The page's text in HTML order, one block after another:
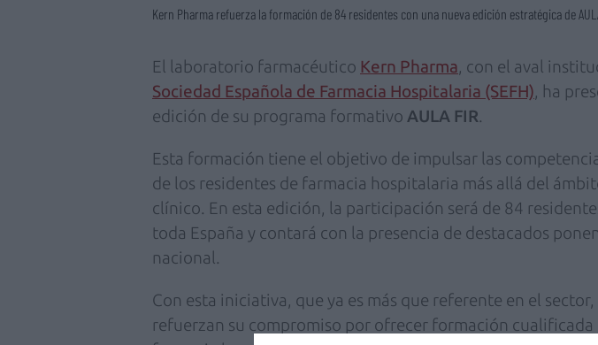
Kern Pharma refuerza la formación de 84 residentes con una nueva edición estratégica de
El laboratorio farmacéutico Kern Pharma, con el aval
Sociedad Española de Farmacia Hospitalaria (SEFH), ha
edición de su programa formativo AULA FIR.
Esta formación tiene el objetivo de impulsar las
de los residentes de farmacia hospitalaria más allá del
clínico. En esta edición, la participación será de 84
toda España y contará con la presencia de destacados
nacional.
Con esta iniciativa, que ya es más que referente en el
refuerzan su compromiso por ofrecer formación cualificada